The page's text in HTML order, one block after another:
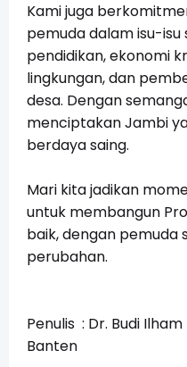
Kami juga
pemuda dalam isu-
pendidikan, ekonomi
lingkungan, dan
desa. Dengan
menciptakan Jambi
berdaya saing.
Mari kita jadikan
untuk membangun
baik, dengan pemuda
perubahan.
Penulis : Dr. Budi Ilham
Banten